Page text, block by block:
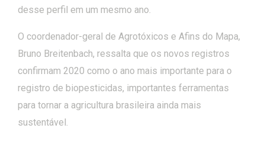
desse perfil em um mesmo ano.
O coordenador-geral de Agrotóxicos e Afins do Mapa,
Bruno Breitenbach, ressalta que os novos registros
confirmam 2020 como o ano mais importante para o
registro de biopesticidas, importantes ferramentas
para tornar a agricultura brasileira ainda mais
sustentável.